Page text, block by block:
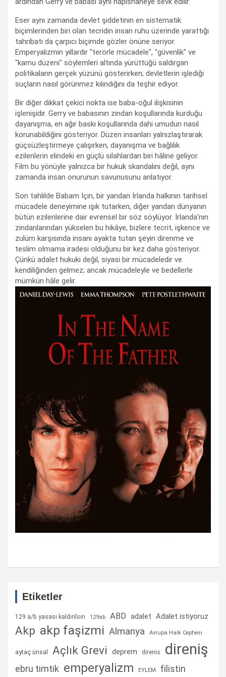
Eser aynı zamanda devlet şiddetinin en sistematik
biçimlerinden biri olan tecridin insan ruhu üzerinde yarattığı
tahribatı da çarpıcı biçimde gözler önüne seriyor.
Emperyalizmin yıllardır "terörle mücadele", "güvenlik" ve
"kamu düzeni" söylemleri altında yürüttüğü saldırgan
politikaların gerçek yüzünü gösterirken; devletlerin işlediği
suçların nasıl görünmez kılındığını da teşhir ediyor.
Bir diğer dikkat çekici nokta ise baba-oğul ilişkisinin
işlenişidir. Gerry ve babasının zindan koşullarında kurduğu
dayanışma, en ağır baskı koşullarında dahi umudun nasıl
korunabildiğini gösteriyor. Düzen insanları yalnızlaştırarak
güçsüzleştirmeye çalışırken, dayanışma ve bağlılık
ezilenlerin elindeki en güçlü silahlardan biri hâline geliyor.
Film bu yönüyle yalnızca bir hukuk skandalını değil, aynı
zamanda insan onurunun savunusunu anlatıyor.
Son tahlilde Babam İçin, bir yandan İrlanda halkının tarihsel
mücadele deneyimine ışık tutarken, diğer yandan dünyanın
bütün ezilenlerine dair evrensel bir söz söylüyor. İrlanda'nın
zindanlarından yükselen bu hikâye, bizlere tecrit, işkence ve
zulüm karşısında insanı ayakta tutan şeyin direnme ve
teslim olmama iradesi olduğunu bir kez daha gösteriyor.
Çünkü adalet hukuki değil, siyasi bir mücadeledir ve
kendiliğinden gelmez; ancak mücadeleyle ve bedellerle
mümkün hâle gelir.
Etiketler
129 a/b yasası kaldırılsın 129ab ABD adalet Adalet istiyoruz
Akp akp faşizmi Almanya Avrupa Halk Cephesi
aytaç ünsal Açlık Grevi deprem direnis direniş
ebru timtik emperyalizm EYLEM filistin